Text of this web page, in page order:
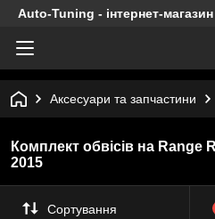
Auto-Tuning - інтернет-
Аксесуари та запчастини
Комплект обвісів на Range
2015
Сортування